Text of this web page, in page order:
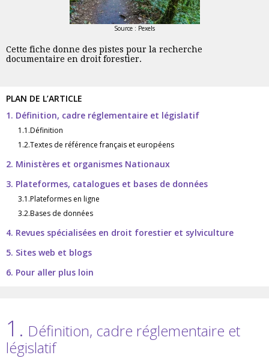
Source : Pexels
Cette fiche donne des pistes pour la recherche
documentaire en droit forestier.
PLAN DE L’ARTICLE
1. Définition, cadre réglementaire et législatif
1.1.Définition
1.2.Textes de référence français et européens
2. Ministères et organismes Nationaux
3. Plateformes, catalogues et bases de données
3.1.Plateformes en ligne
3.2.Bases de données
4. Revues spécialisées en droit forestier et sylviculture
5. Sites web et blogs
6. Pour aller plus loin
1. Définition, cadre réglementaire et
législatif